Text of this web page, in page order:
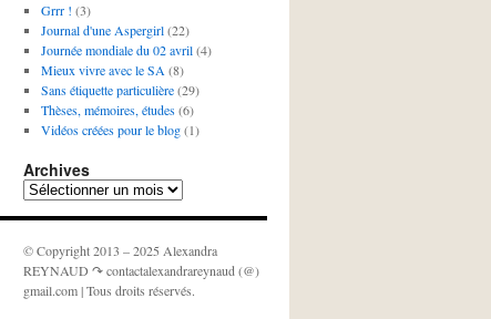
Grrr ! (3)
Journal d'une Aspergirl(22)
Journée mondiale du 02 avril(4)
Mieux vivre avec le SA (8)
Sans étiquette particulière(29)
Thèses, mémoires, études(6)
Vidéos créées pour le blog(1)
Archives
Archives
© Copyright 2013 – 2025 Alexandra
REYNAUD ↷ contactalexandrareynaud (@)
gmail.com | Tous droits réservés.